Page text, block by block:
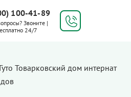
100-41-89
Звоните |
24/7
Гуто Товарковский дом интернат